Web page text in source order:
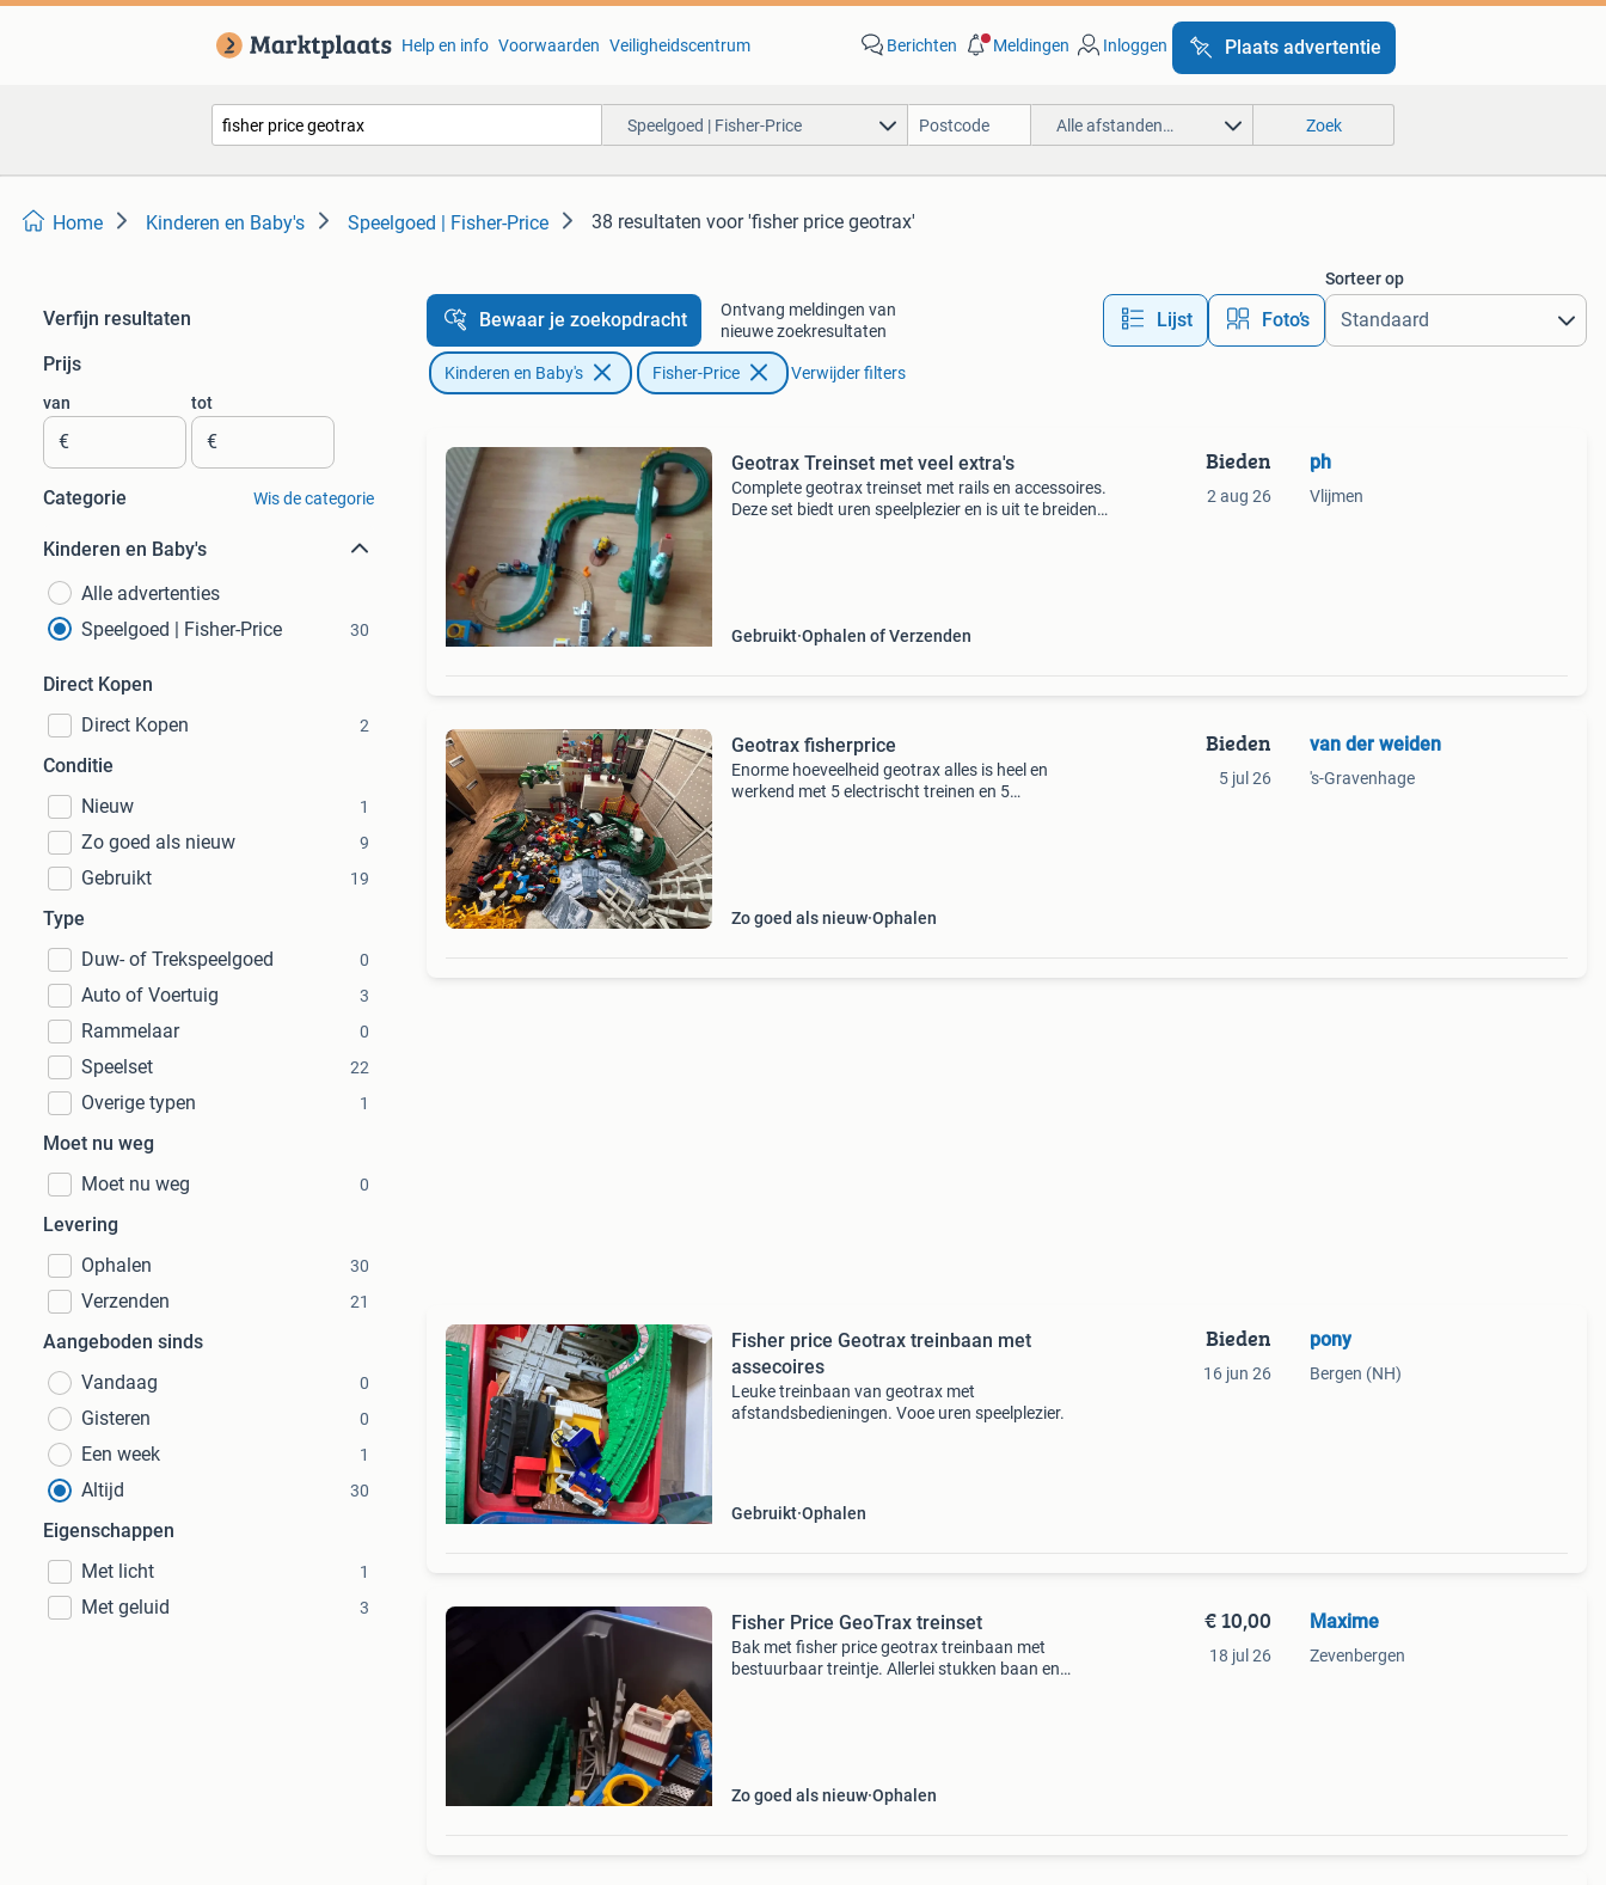
Help en info Voorwaarden Veiligheidscentrum Berichten Meldingen Inloggen Plaats advertentie
Speelgoed | Fisher-Price Alle afstanden… Zoek
Home Kinderen en Baby's Speelgoed | Fisher-Price 38 resultaten voor 'fisher price geotrax'
Verfijn resultaten
Prijs
van
€
tot
€
Categorie Wis de categorie
Kinderen en Baby's
Alle advertenties
Speelgoed | Fisher-Price
30
Direct Kopen
Direct Kopen
2
Conditie
Nieuw
1
Zo goed als nieuw 9
Gebruikt 19
Type
Duw- of Trekspeelgoed
0
Auto of Voertuig 3
Rammelaar 0
Speelset 22
Overige typen 1
Moet nu weg
Moet nu weg
0
Levering
Ophalen
30
Verzenden 21
Aangeboden sinds
Vandaag
0
Gisteren 0
Een week 1
Altijd 30
Eigenschappen
Met licht
1
Met geluid 3
Bewaar je zoekopdracht
Ontvang meldingen van
nieuwe zoekresultaten
Lijst Foto’s
Sorteer op
Kinderen en Baby's Fisher-Price Verwijder filters
Geotrax Treinset met veel extra's
Complete geotrax treinset met rails en accessoires.
Deze set biedt uren speelplezier en is uit te breiden
Gebruikt Ophalen of Verzenden
Bieden
2 aug 26
ph
Vlijmen
Geotrax fisherprice
Enorme hoeveelheid geotrax alles is heel en
werkend met 5 electrischt treinen en 5
Zo goed als nieuw Ophalen
Bieden
5 jul 26
van der weiden
's-Gravenhage
Fisher price Geotrax treinbaan met
assecoires
Leuke treinbaan van geotrax met
afstandsbedieningen. Vooe uren speelplezier.
Gebruikt Ophalen
Bieden
16 jun 26
pony
Bergen (NH)
Fisher Price GeoTrax treinset
Bak met fisher price geotrax treinbaan met
bestuurbaar treintje. Allerlei stukken baan en
Zo goed als nieuw Ophalen
€ 10,00
18 jul 26
Maxime
Zevenbergen